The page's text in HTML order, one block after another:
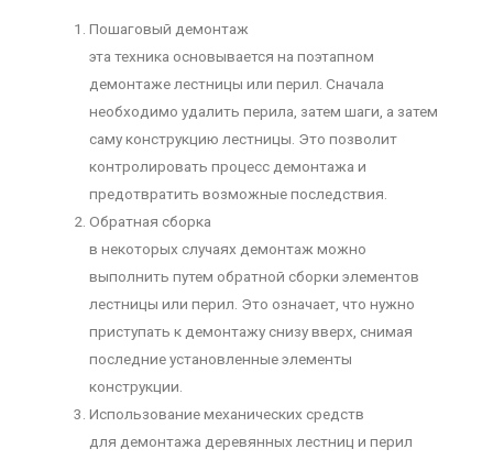
Пошаговый демонтаж
эта техника основывается на поэтапном
демонтаже лестницы или перил. Сначала
необходимо удалить перила, затем шаги, а затем
саму конструкцию лестницы. Это позволит
контролировать процесс демонтажа и
предотвратить возможные последствия.
Обратная сборка
в некоторых случаях демонтаж можно
выполнить путем обратной сборки элементов
лестницы или перил. Это означает, что нужно
приступать к демонтажу снизу вверх, снимая
последние установленные элементы
конструкции.
Использование механических средств
для демонтажа деревянных лестниц и перил